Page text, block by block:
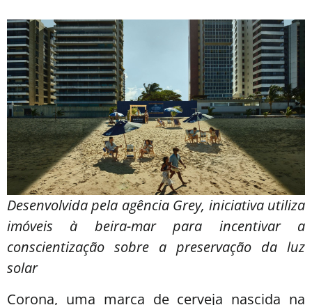
Desenvolvida pela agência Grey, iniciativa utiliza
imóveis à beira-mar para incentivar a
conscientização sobre a preservação da luz
solar
Corona, uma marca de cerveja nascida na